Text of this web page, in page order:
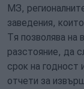
МЗ,
заведения,
Тя позволява на
разстояние, да
срок на годност
отчети за